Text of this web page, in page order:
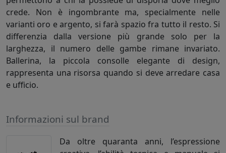
crede. Non è ingombrante ma, specialmente nelle
varianti oro e argento, si farà spazio fra tutto il resto. Si
differenzia dalla versione più grande solo per la
larghezza, il numero delle gambe rimane invariato.
Ballerina, la piccola consolle elegante di design,
rappresenta una risorsa quando si deve arredare casa
e ufficio.
Informazioni sul brand
Da oltre quaranta anni, l’espressione